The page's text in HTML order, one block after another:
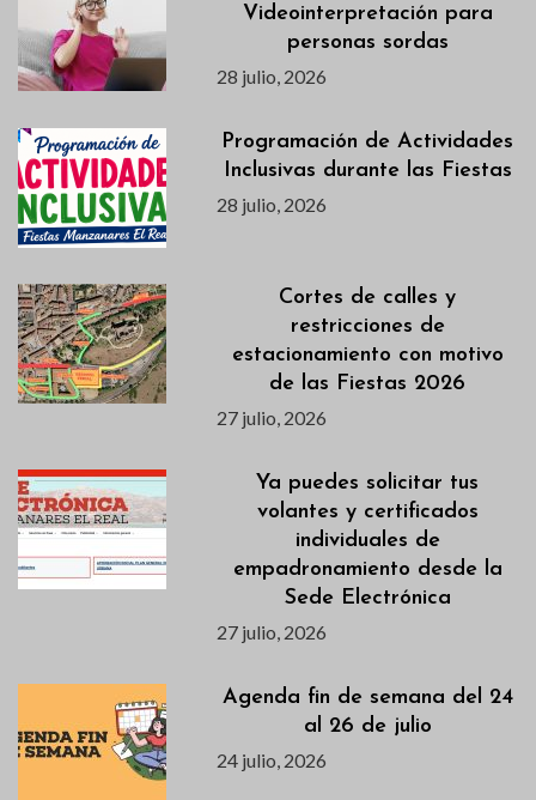
Videointerpretación para
personas sordas
28 julio, 2026
Programación de Actividades
Inclusivas durante las Fiestas
28 julio, 2026
Cortes de calles y
restricciones de
estacionamiento con motivo
de las Fiestas 2026
27 julio, 2026
Ya puedes solicitar tus
volantes y certificados
individuales de
empadronamiento desde la
Sede Electrónica
27 julio, 2026
Agenda fin de semana del 24
al 26 de julio
24 julio, 2026